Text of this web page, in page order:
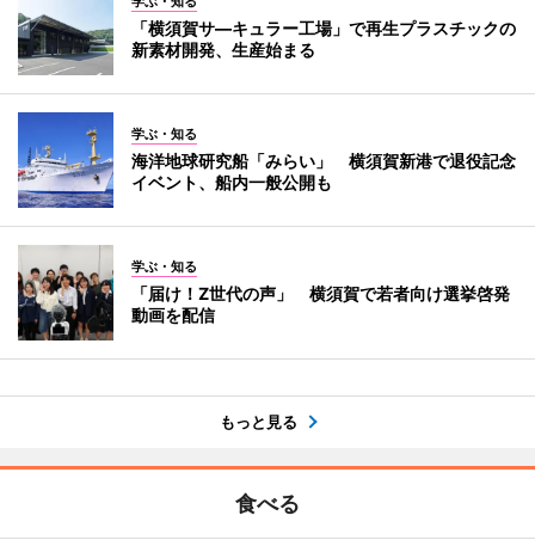
「横須賀サ―キュラー工場」で再生プラスチックの
新素材開発、生産始まる
学ぶ・知る
海洋地球研究船「みらい」 横須賀新港で退役記念
イベント、船内一般公開も
学ぶ・知る
「届け！Z世代の声」 横須賀で若者向け選挙啓発
動画を配信
もっと見る
食べる